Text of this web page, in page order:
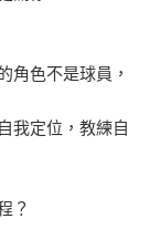
角色不是球員，
我定位，教練自
？